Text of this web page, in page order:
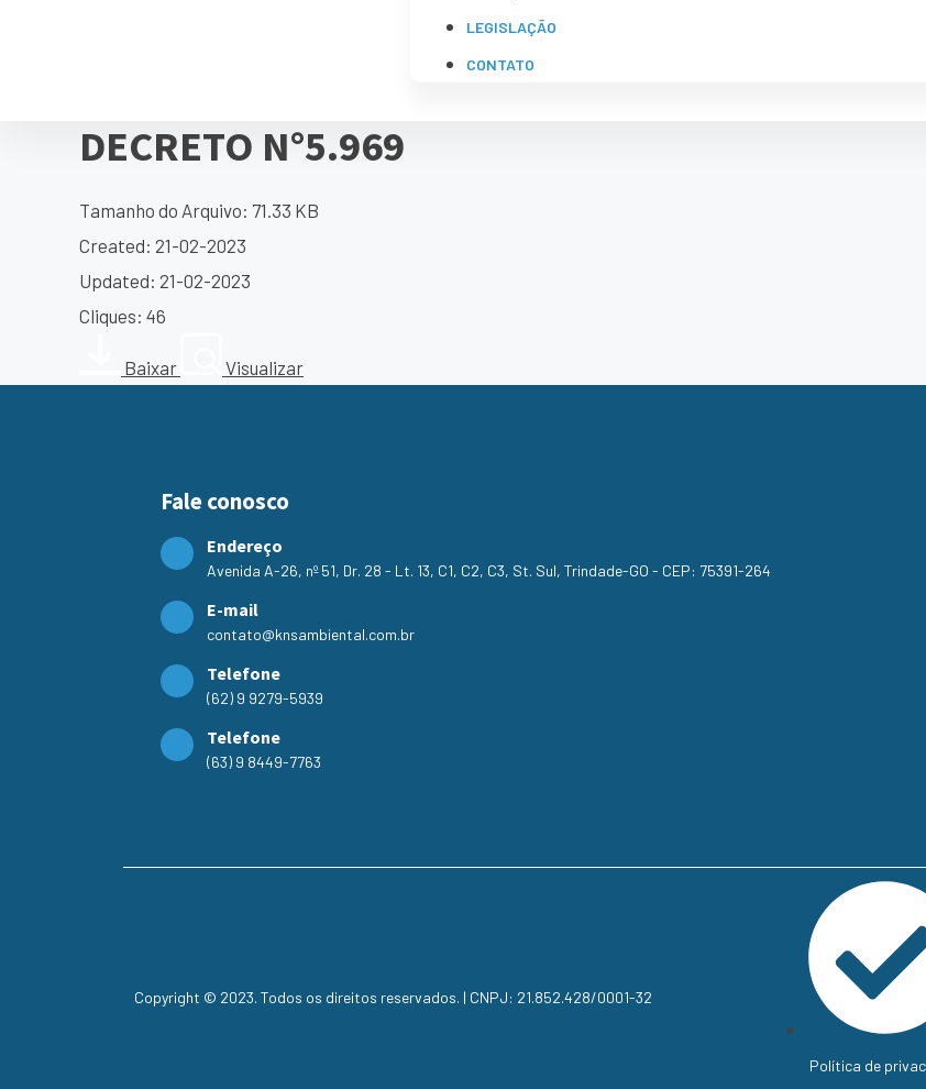
LEGISLAÇÃO
CONTATO
DECRETO N°5.969
Tamanho do Arquivo: 71.33 KB
Created: 21-02-2023
Updated: 21-02-2023
Cliques: 46
Baixar Visualizar
Fale conosco
Endereço
Avenida A-26, nº 51, Dr. 28 - Lt. 13, C1, C2, C3, St. Sul, Trindade-GO - CEP: 75391-264
E-mail
contato@knsambiental.com.br
Telefone
(62) 9 9279-5939
Telefone
(63) 9 8449-7763
Copyright © 2023. Todos os direitos reservados. | CNPJ: 21.852.428/0001-32
Política de